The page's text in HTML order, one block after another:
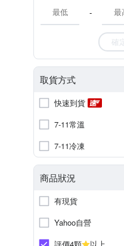
-
確定
取貨方式
快速到貨
7-11常溫
7-11冷凍
商品狀況
有現貨
Yahoo自營